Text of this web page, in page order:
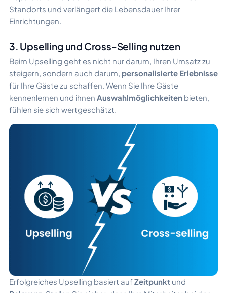
Standorts und verlängert die Lebensdauer Ihrer
Einrichtungen.
3. Upselling und Cross-Selling nutzen
Beim Upselling geht es nicht nur darum, Ihren Umsatz zu
steigern, sondern auch darum, personalisierte Erlebnisse
für Ihre Gäste zu schaffen. Wenn Sie Ihre Gäste
kennenlernen und ihnen Auswahlmöglichkeiten bieten,
fühlen sie sich wertgeschätzt.
Erfolgreiches Upselling basiert aufZeitpunkt und